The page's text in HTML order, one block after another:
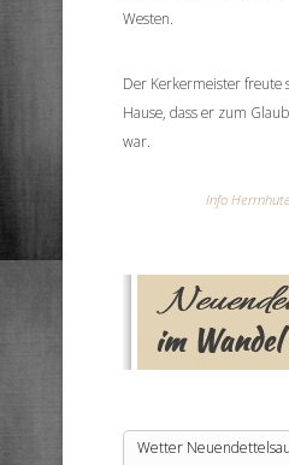
Westen.
Der Kerkermeister freute
Hause, dass er zum
war.
Info
Wetter Neuendettelsau